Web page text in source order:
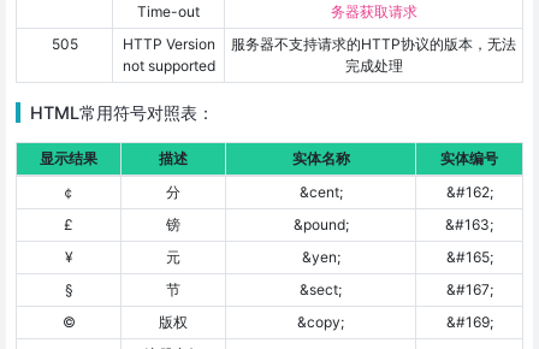
Time-out
务器获取请求
505
HTTP Version
not supported
服务器不支持请求的HTTP协议的版本，无法
完成处理
HTML常用符号对照表：
显示结果 描述 实体名称
实体编号
￠
分 &cent;
&#162;
£
镑 &pound;
&#163;
¥
元 &yen;
&#165;
§
节 &sect;
&#167;
©
版权 &copy;
&#169;